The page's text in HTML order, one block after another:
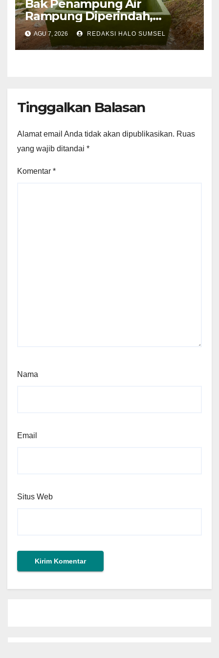
Bak Penampung Air
Rampung Diperindah,
Progres Pipanisasi TMMD Ke-
129 Kodim 0608/Cianjur
Mencapai 98 Persen
AGU 7, 2026 REDAKSI HALO SUMSEL
Tinggalkan Balasan
Alamat email Anda tidak akan dipublikasikan. Ruas
yang wajib ditandai *
Komentar *
Nama
Email
Situs Web